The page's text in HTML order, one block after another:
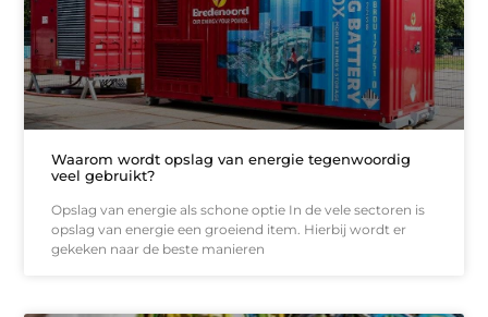
Waarom wordt opslag van energie tegenwoordig
veel gebruikt?
Opslag van energie als schone optie In de vele sectoren is
opslag van energie een groeiend item. Hierbij wordt er
gekeken naar de beste manieren